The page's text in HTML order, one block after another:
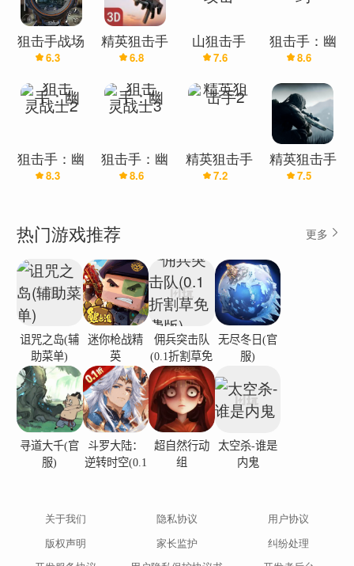
拯救无辜的人。潜入犯罪分子的守卫基地并消灭目
标。有时，你的目标不仅仅是敌方士兵，还有红色
突出显示的直升机、车辆或油罐车。
作为第一人称射击游戏，使用 3D 狙击刺客步枪先发
制人。当你升级为神枪手时，你将面对棘手的目
标，必须在他们射击你之前消灭它们。
的领地，成为传奇的精英狙击手，称霸战场。
狙击手射击 - 玩法：
瞄准并射击：滑动以瞄准你的狙击步枪。点击屏幕
进行射击。精度是关键！
潜行模式：潜行通过敌方领地。通过计时移动和有
效使用掩体来避免被发现。
升级武器：赚取奖励以解锁更好的步枪、瞄准镜和
消音器。自定义您的装备！
完成任务：执行激动人心的任务——从屋顶暗杀到
丛林伏击。
特点：
从令人难以置信的距离执行杀戮，完美狙击。
狙击手战场
3D-精英
FPS狙击手
小游戏
6.3
精英狙击手
战争
6.8
山狙击手
3D作战射
击攻击
7.6
狙击手：幽
灵战士契约
8.6
狙击手：幽
灵战士2
8.3
狙击手：幽
灵战士3
8.6
精英狙击手
2
7.2
精英狙击手
7.5
热门游戏推荐 更多
诅咒之岛(辅
助菜单)
迷你枪战精
英
佣兵突击队
(0.1折割草免
费版)
无尽冬日(官
服)
寻道大千(官
服)
斗罗大陆：
逆转时空(0.1
超自然行动
组
太空杀-谁是
内鬼
关于我们 隐私协议
用户协议
版权声明
家长监护
纠纷处理